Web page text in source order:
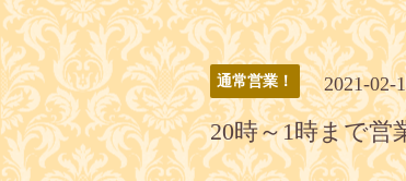
通常営業！ 2021-02-
20時～1時まで営